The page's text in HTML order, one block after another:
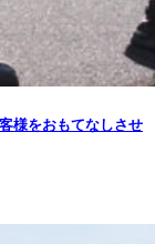
様をおもてなしさせ